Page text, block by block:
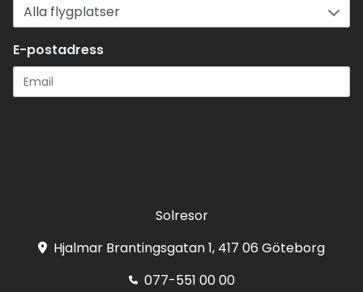
E-postadress
Solresor
Hjalmar Brantingsgatan 1, 417 06 Göteborg
077-551 00 00